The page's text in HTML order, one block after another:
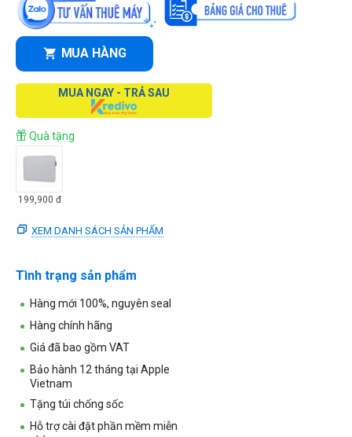
MUA HÀNG
MUA NGAY - TRẢ SAU
Quà tặng
199,900 đ
XEM DANH SÁCH SẢN PHẨM
Tình trạng sản phẩm
Hàng mới 100%, nguyên seal
Hàng chính hãng
Giá đã bao gồm VAT
Bảo hành 12 tháng tại Apple
Vietnam
Tặng túi chống sốc
Hỗ trợ cài đặt phần mềm miễn